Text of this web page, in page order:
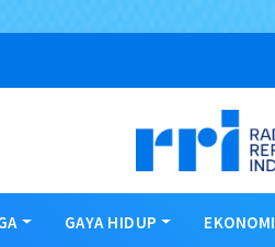
GAYA HIDUP EKONOMI